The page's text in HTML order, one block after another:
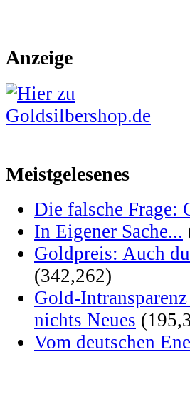
Anzeige
Meistgelesenes
Die falsche Frage:
In Eigener Sache...
Goldpreis: Auch
(342,262)
Gold-
nichts Neues
Vom deutschen